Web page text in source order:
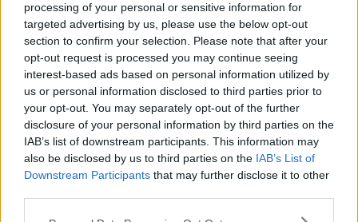
processing of your personal or sensitive information for
targeted advertising by us, please use the below opt-out
section to confirm your selection. Please note that after your
opt-out request is processed you may continue seeing
interest-based ads based on personal information utilized by
us or personal information disclosed to third parties prior to
your opt-out. You may separately opt-out of the further
disclosure of your personal information by third parties on the
IAB’s list of downstream participants. This information may
also be disclosed by us to third parties on the IAB’s List of
Downstream Participants that may further disclose it to other
esistono dei temi particolarmente complessi
(numeri razionali, integrali, …) che è necessario
approfondire in dettaglio o se ci sono carenze sui
libri da un punto di vista di esercizi, spiegazioni,
problemi, … che è necessario colmare. La ricerca è
rivolta ad ogni ordine e grado scolastico dalla
Scuola Primaria all’Università. Bastano veramente
pochi minuti, grazie mille a chi vorrà dare il proprio
contributo: sarà prezioso!